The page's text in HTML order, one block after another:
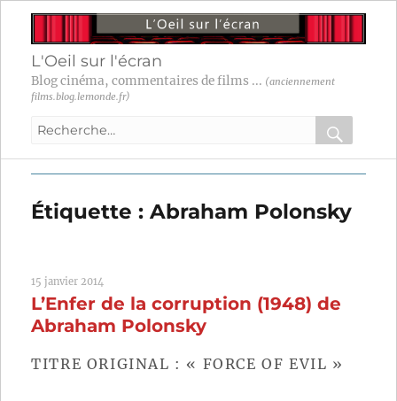
L'Oeil sur l'écran
Blog cinéma, commentaires de films ... (anciennement
films.blog.lemonde.fr)
Recherche
:
OK
Étiquette :Abraham Polonsky
15 janvier 2014
L’Enfer de la corruption (1948) de
Abraham Polonsky
TITRE ORIGINAL : « FORCE OF EVIL »